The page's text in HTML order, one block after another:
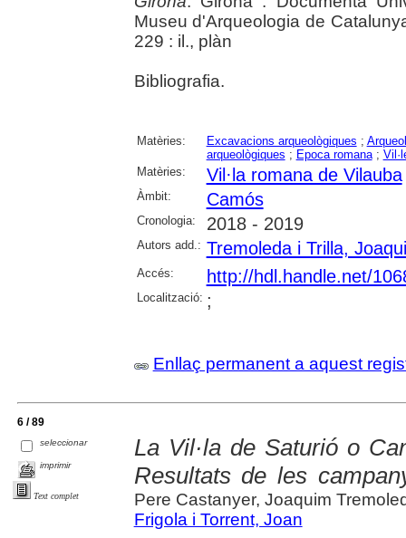
Museu d'Arqueologia de
229 : il., plàn
Bibliografia.
Matèries: Excavacions arqueològiques ;
arqueològiques ; Epoca romana;
Matèries:
Vil·la romana de Vilauba
Àmbit: Camós
Cronologia: 2018 - 2019
Autors add.: Tremoleda i Trilla,
Accés: http://hdl.handle.net/
Localització: ;
Enllaç permanent a aquest
6 / 89
seleccionar
imprimir
Text complet
La Vil·la de Saturió o
Resultats de les
Pere Castanyer, Joaquim
Frigola i Torrent, Joan